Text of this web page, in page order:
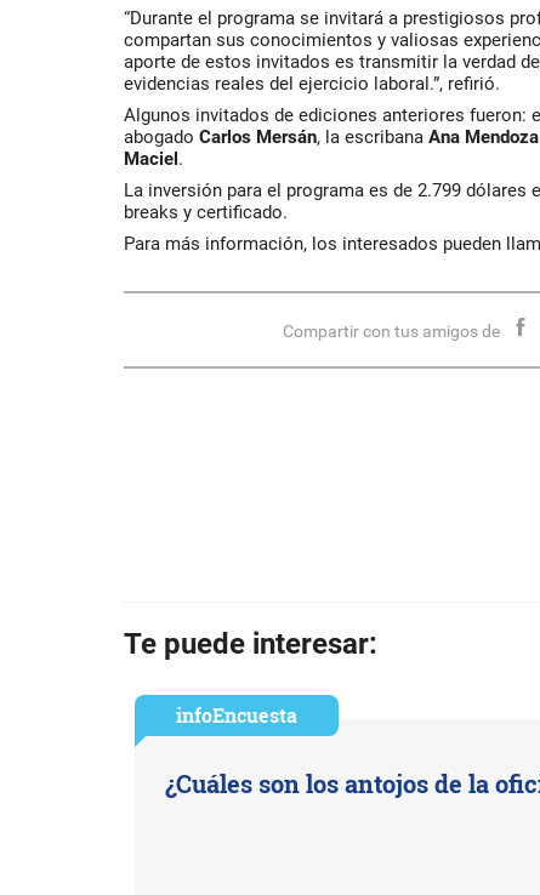
“Durante el programa se invitará a prestigiosos
compartan sus conocimientos y valiosas
aporte de estos invitados es transmitir la verdad
evidencias reales del ejercicio laboral.”, refirió.
Algunos invitados de ediciones anteriores fueron:
abogado Carlos Mersán, la escribana Ana
Maciel.
La inversión para el programa es de 2.799 dólares
breaks y certificado.
Para más información, los interesados pueden
Compartir con tus amigos de
Te puede interesar:
infoEncuesta
¿Cuáles son los antojos de la